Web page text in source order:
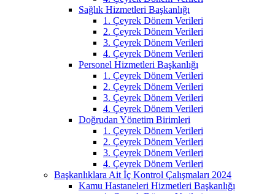
Sağlık Hizmetleri Başkanlığı
1. Çeyrek Dönem Verileri
2. Çeyrek Dönem Verileri
3. Çeyrek Dönem Verileri
4. Çeyrek Dönem Verileri
Personel Hizmetleri Başkanlığı
1. Çeyrek Dönem Verileri
2. Çeyrek Dönem Verileri
3. Çeyrek Dönem Verileri
4. Çeyrek Dönem Verileri
Doğrudan Yönetim Birimleri
1. Çeyrek Dönem Verileri
2. Çeyrek Dönem Verileri
3. Çeyrek Dönem Verileri
4. Çeyrek Dönem Verileri
Başkanlıklara Ait İç Kontrol Çalışmaları 2024
Kamu Hastaneleri Hizmetleri Başkanlığı